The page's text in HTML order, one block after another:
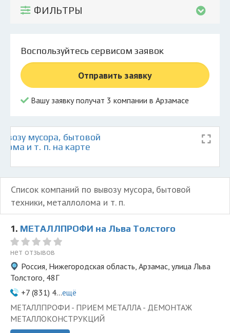
Личный кабинет
ФИЛЬТРЫ
Воспользуйтесь сервисом заявок
Отправить заявку
Вашу заявку получат 3 компании в Арзамасе
мусора, бытовой
и т. п. на карте
Список компаний по вывозу мусора, бытовой
техники, металлолома и т. п.
1. МЕТАЛЛПРОФИ на Льва Толстого
нет отзывов
Россия, Нижегородская область, Арзамас, улица Льва
Толстого, 48Г
+7 (831) 4...ещё
МЕТАЛЛПРОФИ - ПРИЕМ МЕТАЛЛА - ДЕМОНТАЖ
МЕТАЛЛОКОНСТРУКЦИЙ